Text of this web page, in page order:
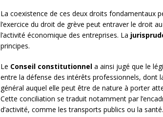
La coexistence de ces deux droits fondamentaux
l’exercice du droit de grève peut entraver le droit
l’activité économique des entreprises. La
principes.
Le Conseil constitutionnel a ainsi jugé que le
entre la défense des intérêts professionnels, dont
général auquel elle peut être de nature à porter
Cette conciliation se traduit notamment par
d’activité, comme les transports publics ou la santé.